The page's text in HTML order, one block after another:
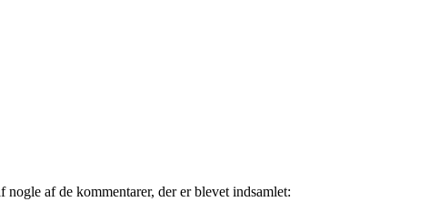
af de kommentarer, der er blevet indsamlet: